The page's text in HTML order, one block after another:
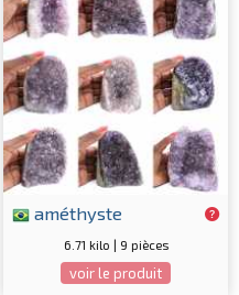
améthyste
6.71 kilo | 9 pièces
voir le produit